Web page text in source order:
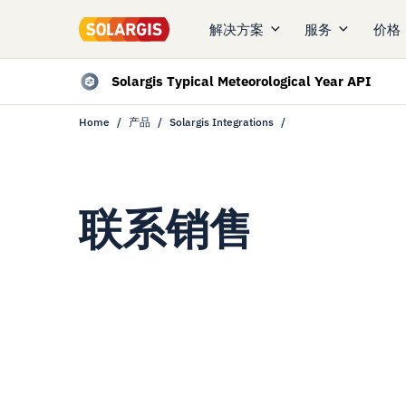
解决方案 服务 价格
Solargis Typical Meteorological Year API
Home 产品 Solargis Integrations
联系销售